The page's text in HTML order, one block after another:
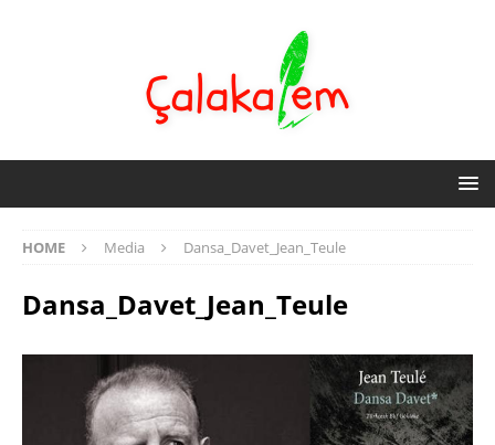
HOME Media Dansa_Davet_Jean_Teule
Dansa_Davet_Jean_Teule